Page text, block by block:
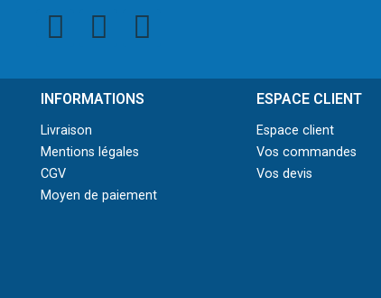
INFORMATIONS
Livraison
Mentions légales
CGV
Moyen de paiement
ESPACE CLIENT
Espace client
Vos commandes
Vos devis